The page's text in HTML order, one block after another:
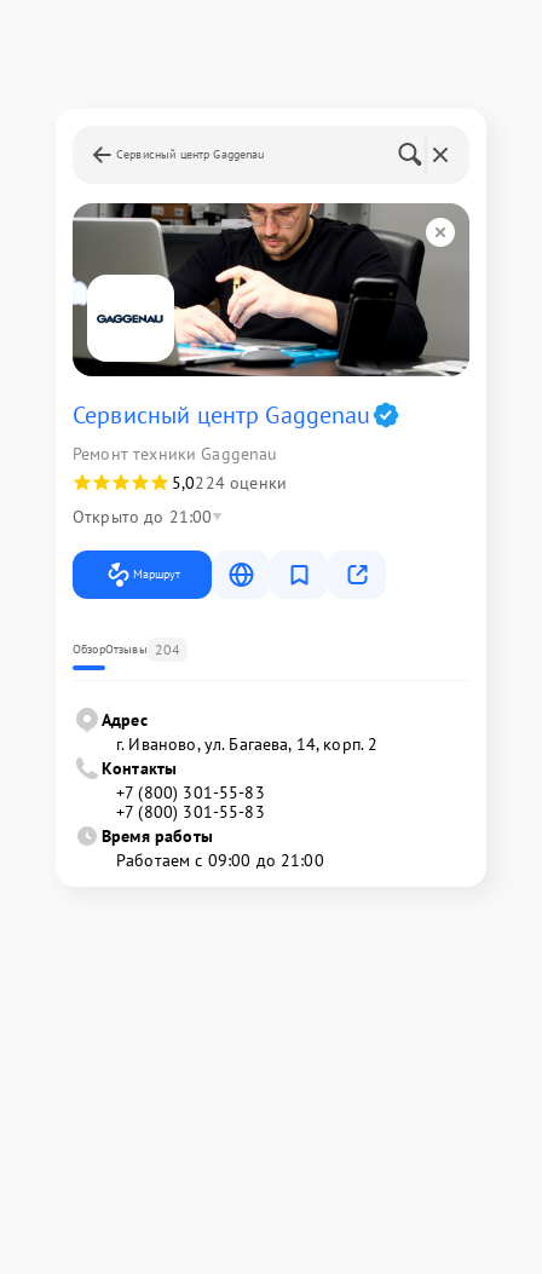
Сервисный центр Gaggenau
Сервисный центр Gaggenau
Ремонт техники Gaggenau
5,0224 оценки
Открыто до 21:00
Маршрут
ОбзорОтзывы 204
Адрес
г. Иваново, ул. Багаева, 14, корп. 2
Контакты
+7 (800) 301-55-83
+7 (800) 301-55-83
Время работы
Работаем с 09:00 до 21:00